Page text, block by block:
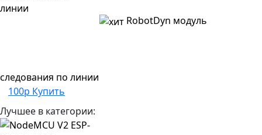
RobotDyn модуль
следования по линии
100р Купить
Лучшее в категории: